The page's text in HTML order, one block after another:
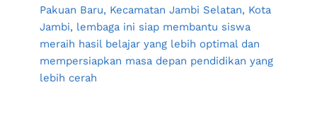
Pakuan Baru, Kecamatan Jambi Selatan, Kota
Jambi, lembaga ini siap membantu siswa
meraih hasil belajar yang lebih optimal dan
mempersiapkan masa depan pendidikan yang
lebih cerah